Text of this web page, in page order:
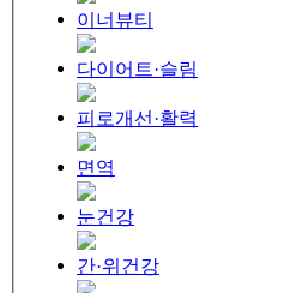
이너뷰티
다이어트·슬림
피로개선·활력
면역
눈건강
간·위건강